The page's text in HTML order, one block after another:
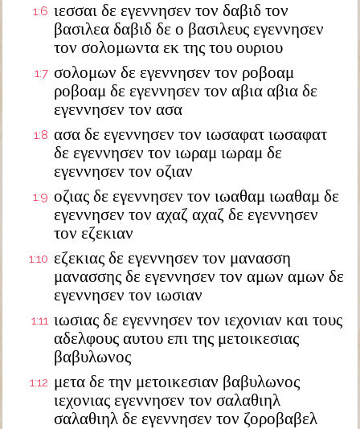
1:6 ιεσσαι δε εγεννησεν τον δαβιδ τον
βασιλεα δαβιδ δε ο βασιλευς εγεννησεν
τον σολομωντα εκ της του ουριου
1:7 σολομων δε εγεννησεν τον ροβοαμ
ροβοαμ δε εγεννησεν τον αβια αβια δε
εγεννησεν τον ασα
1:8 ασα δε εγεννησεν τον ιωσαφατ ιωσαφατ
δε εγεννησεν τον ιωραμ ιωραμ δε
εγεννησεν τον οζιαν
1:9 οζιας δε εγεννησεν τον ιωαθαμ ιωαθαμ δε
εγεννησεν τον αχαζ αχαζ δε εγεννησεν
τον εζεκιαν
1:10 εζεκιας δε εγεννησεν τον μανασση
μανασσης δε εγεννησεν τον αμων αμων δε
εγεννησεν τον ιωσιαν
1:11 ιωσιας δε εγεννησεν τον ιεχονιαν και τους
αδελφους αυτου επι της μετοικεσιας
βαβυλωνος
1:12 μετα δε την μετοικεσιαν βαβυλωνος
ιεχονιας εγεννησεν τον σαλαθιηλ
σαλαθιηλ δε εγεννησεν τον ζοροβαβελ